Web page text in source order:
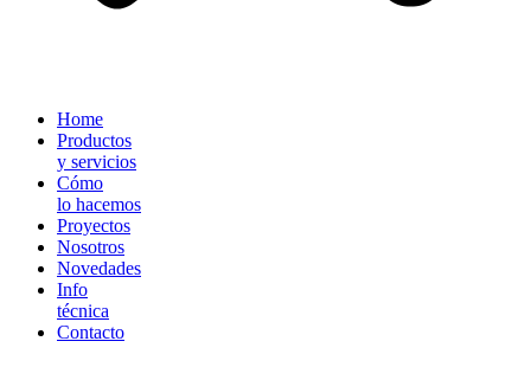
Home
Productos
y servicios
Cómo
lo hacemos
Proyectos
Nosotros
Novedades
Info
técnica
Contacto